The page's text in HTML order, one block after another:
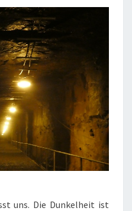
uns. Die Dunkelheit ist